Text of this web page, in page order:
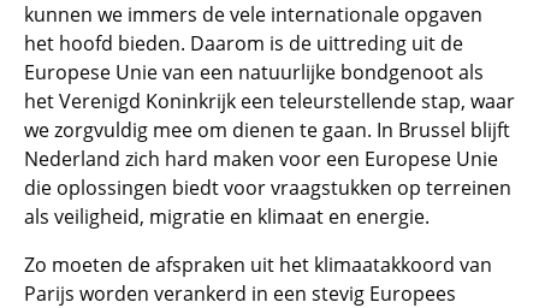
kunnen we immers de vele internationale opgaven
het hoofd bieden. Daarom is de uittreding uit de
Europese Unie van een natuurlijke bondgenoot als
het Verenigd Koninkrijk een teleurstellende stap, waar
we zorgvuldig mee om dienen te gaan. In Brussel blijft
Nederland zich hard maken voor een Europese Unie
die oplossingen biedt voor vraagstukken op terreinen
als veiligheid, migratie en klimaat en energie.
Zo moeten de afspraken uit het klimaatakkoord van
Parijs worden verankerd in een stevig Europees